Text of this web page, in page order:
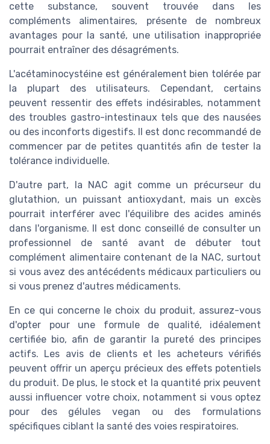
cette substance, souvent trouvée dans les
compléments alimentaires, présente de nombreux
avantages pour la santé, une utilisation inappropriée
pourrait entraîner des désagréments.
L'acétaminocystéine est généralement bien tolérée par
la plupart des utilisateurs. Cependant, certains
peuvent ressentir des effets indésirables, notamment
des troubles gastro-intestinaux tels que des nausées
ou des inconforts digestifs. Il est donc recommandé de
commencer par de petites quantités afin de tester la
tolérance individuelle.
D'autre part, la NAC agit comme un précurseur du
glutathion, un puissant antioxydant, mais un excès
pourrait interférer avec l'équilibre des acides aminés
dans l'organisme. Il est donc conseillé de consulter un
professionnel de santé avant de débuter tout
complément alimentaire contenant de la NAC, surtout
si vous avez des antécédents médicaux particuliers ou
si vous prenez d'autres médicaments.
En ce qui concerne le choix du produit, assurez-vous
d'opter pour une formule de qualité, idéalement
certifiée bio, afin de garantir la pureté des principes
actifs. Les avis de clients et les acheteurs vérifiés
peuvent offrir un aperçu précieux des effets potentiels
du produit. De plus, le stock et la quantité prix peuvent
aussi influencer votre choix, notamment si vous optez
pour des gélules vegan ou des formulations
spécifiques ciblant la santé des voies respiratoires.